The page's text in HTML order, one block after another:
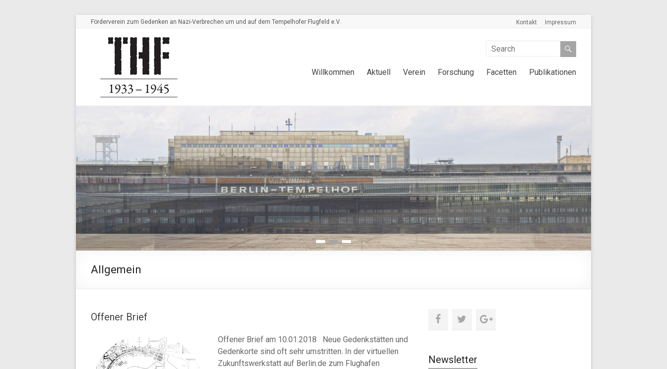
Förderverein zum Gedenken an Nazi-Verbrechen um und auf dem Tempelhofer Flugfeld e.V. Kontakt Impressum
Willkommen Aktuell Verein Forschung Facetten Publikationen
1 2 3
Allgemein
Offener Brief
Offener Brief am 10.01.2018 Neue Gedenkstätten und
Gedenkorte sind oft sehr umstritten. In der virtuellen
Zukunftswerkstatt auf Berlin.de zum Flughafen
Newsletter